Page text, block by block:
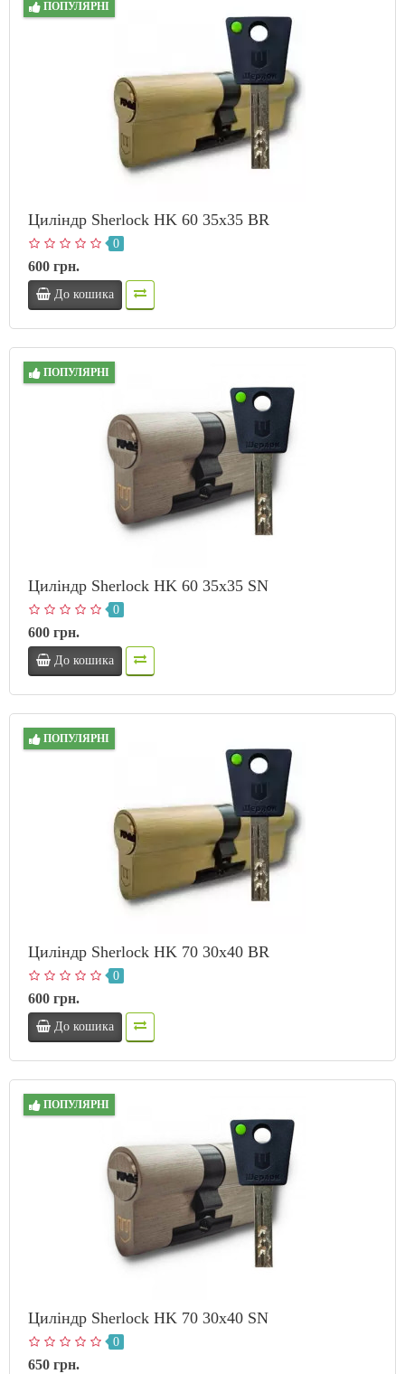
ПОПУЛЯРНІ
Циліндр Sherlock HK 60 35х35 BR
0
600 грн.
До кошика
ПОПУЛЯРНІ
Циліндр Sherlock HK 60 35х35 SN
0
600 грн.
До кошика
ПОПУЛЯРНІ
Циліндр Sherlock HK 70 30х40 BR
0
600 грн.
До кошика
ПОПУЛЯРНІ
Циліндр Sherlock HK 70 30х40 SN
0
650 грн.